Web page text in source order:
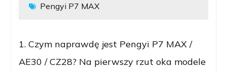
Pengyi P7 MAX
1. Czym naprawdę jest Pengyi P7 MAX /
AE30 / CZ28? Na pierwszy rzut oka modele